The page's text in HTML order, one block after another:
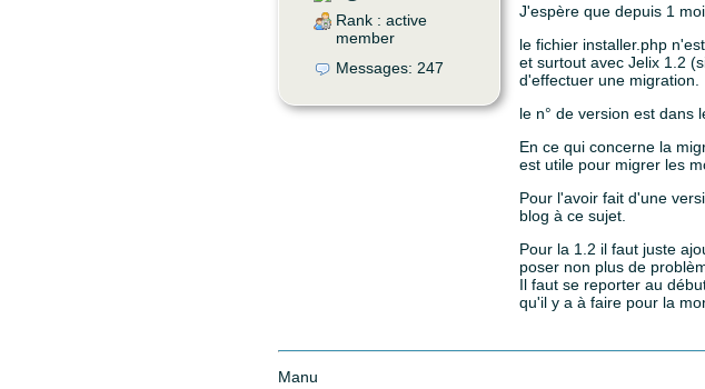
Rank : active
member
Messages: 247
J'espère que depuis 1
le fichier installer.php
et surtout avec Jelix 1.2
d'effectuer une migration.
le n° de version est dans
En ce qui concerne la
est utile pour migrer les
Pour l'avoir fait d'une
blog à ce sujet.
Pour la 1.2 il faut juste
poser non plus de
Il faut se reporter au
qu'il y a à faire pour la
Manu